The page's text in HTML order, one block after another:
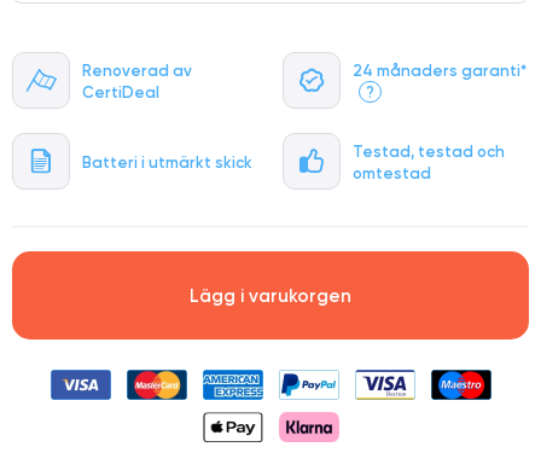
Renoverad av
CertiDeal
24 månaders garanti*
?
Batteri i utmärkt skick
Testad, testad och
omtestad
Lägg i varukorgen